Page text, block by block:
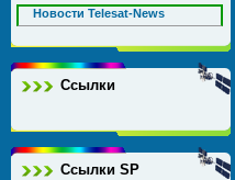
Новости Telesat-News
Ссылки
Ссылки SP